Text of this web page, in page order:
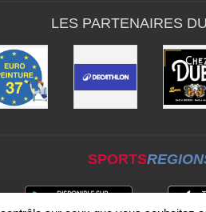
LES PARTENAIRES
SPORTS